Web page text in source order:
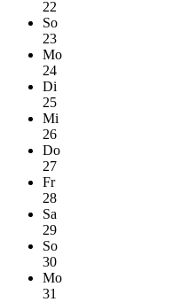
22
So
23
Mo
24
Di
25
Mi
26
Do
27
Fr
28
Sa
29
So
30
Mo
31